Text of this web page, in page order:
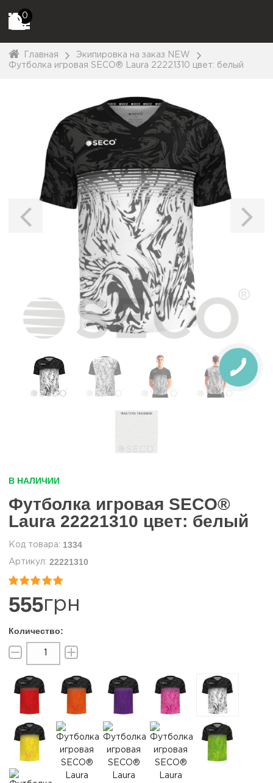
0
Главная
Экипировка на заказ NEW
Футболка игровая SECO® Laura 22221310 цвет: белый
В НАЛИЧИИ
Футболка игровая SECO®
Laura 22221310 цвет: белый
1334
22221310


555грн